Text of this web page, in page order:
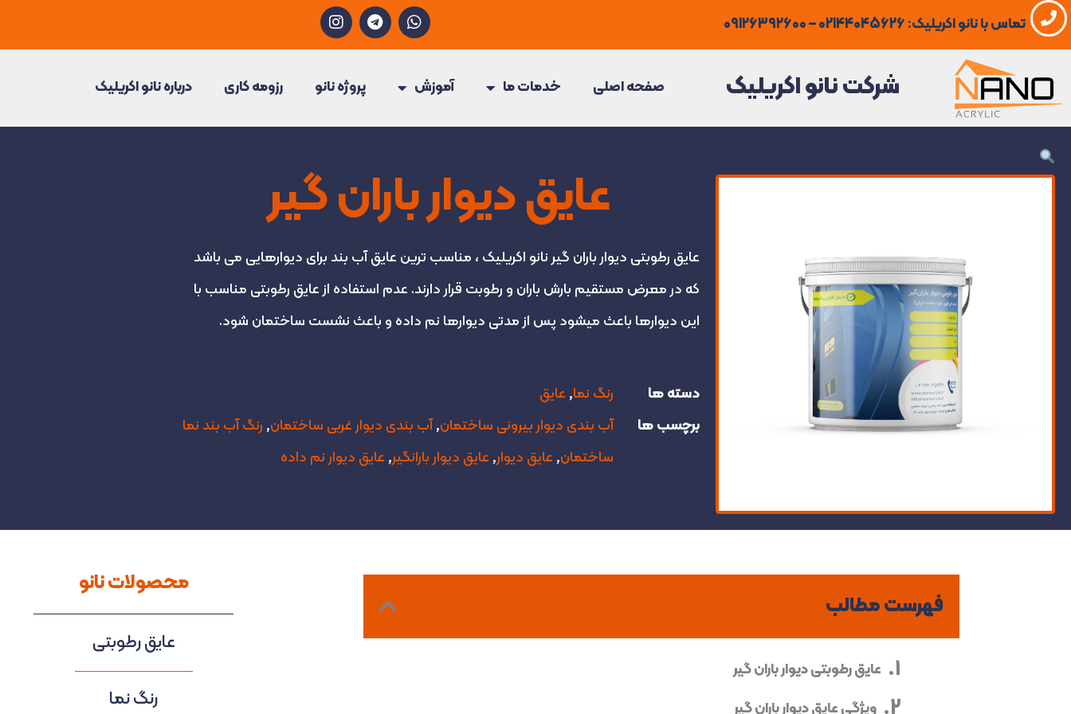
رفتن
به
محتوا
تماس با نانو اکریلیک: 02144045626 – 09126392600 W
h
a
a
p
T
e
l
m
I
n
s
a
g
a
شرکت نانو اکریلیک صفحه اصلی خدمات ما آموزش پروژه نانو رزومه کاری درباره نانو اکریلیک
عایق دیوار باران گیر
عایق رطوبتی دیوار باران گیر نانو اکریلیک ، مناسب ترین عایق آب بند برای دیوارهایی می باشد
که در معرض مستقیم بارش باران و رطوبت قرار دارند. عدم استفاده از عایق رطوبتی مناسب با
این دیوارها باعث میشود پس از مدتی دیوارها نم داده و باعث نشست ساختمان شود.
دسته ها رنگ نما,عایق
برچسب ها
آب بندی دیوار بیرونی ساختمان,آب بندی دیوار غربی ساختمان,رنگ آب بند نما
ساختمان,عایق دیوار,عایق دیوار بارانگیر,عایق دیوار نم داده
فهرست مطالب
عایق رطوبتی دیوار باران گیر
ویژگی عایق دیوار باران گیر
محصولات نانو
عایق رطوبتی
رنگ نما